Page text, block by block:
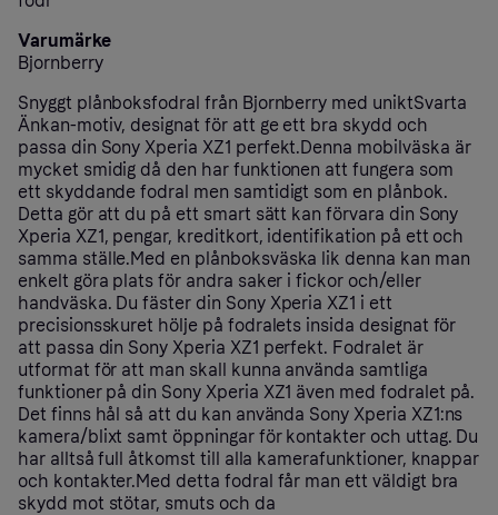
Varumärke
Bjornberry
Snyggt plånboksfodral från Bjornberry med uniktSvarta
Änkan-motiv, designat för att ge ett bra skydd och
passa din Sony Xperia XZ1 perfekt.Denna mobilväska är
mycket smidig då den har funktionen att fungera som
ett skyddande fodral men samtidigt som en plånbok.
Detta gör att du på ett smart sätt kan förvara din Sony
Xperia XZ1, pengar, kreditkort, identifikation på ett och
samma ställe.Med en plånboksväska lik denna kan man
enkelt göra plats för andra saker i fickor och/eller
handväska. Du fäster din Sony Xperia XZ1 i ett
precisionsskuret hölje på fodralets insida designat för
att passa din Sony Xperia XZ1 perfekt. Fodralet är
utformat för att man skall kunna använda samtliga
funktioner på din Sony Xperia XZ1 även med fodralet på.
Det finns hål så att du kan använda Sony Xperia XZ1:ns
kamera/blixt samt öppningar för kontakter och uttag. Du
har alltså full åtkomst till alla kamerafunktioner, knappar
och kontakter.Med detta fodral får man ett väldigt bra
skydd mot stötar, smuts och da